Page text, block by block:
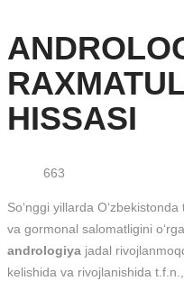
HISSASI
663
So‘nggi yillarda
va gormonal salomatligini
andrologiya jadal
kelishida va rivojlanishida t.f.n.,